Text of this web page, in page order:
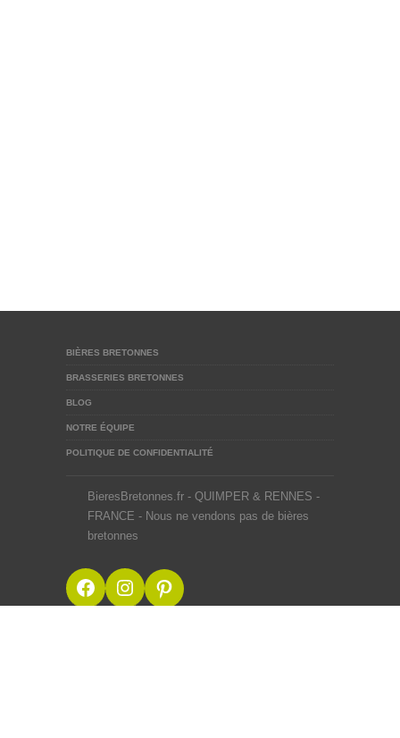
BIÈRES BRETONNES
BRASSERIES BRETONNES
BLOG
NOTRE ÉQUIPE
POLITIQUE DE CONFIDENTIALITÉ
BieresBretonnes.fr - QUIMPER & RENNES -
FRANCE - Nous ne vendons pas de bières
bretonnes
Facebook
Instagram
Pinterest